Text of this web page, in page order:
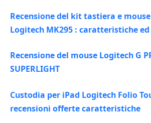
Recensione del kit tastiera e
Logitech MK295 : caratteristiche
Recensione del mouse Logitech G
SUPERLIGHT
Custodia per iPad Logitech Folio
recensioni offerte caratteristiche